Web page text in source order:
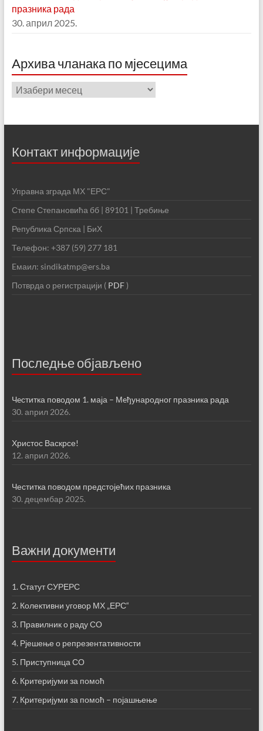
празника рада
30. април 2025.
Aрхива чланака по мјесецима
Aрхива
чланака
мјесецима
Контакт информације
Управна зграда МХ "ЕРС"
Степе Степановића бб | 89101 | Требиње
Република Српска | БиХ
Телефон: +387 (59) 277 181
Eмаил: sindikatmp@ers.ba
Потврда о регистрацији ( PDF)
Последње објављено
Чeститка поводом 1. маја – Мeђународног празника рада
30. април 2026.
Христос Васкрсе!
12. април 2026.
Честитка поводом предстојећих празника
30. децембар 2025.
Важни документи
1. Статут СУРЕРС
2. Колективни уговор МХ „ЕРС“
3. Правилник о раду СО
4. Рјешење о репрезентативности
5. Приступница СО
6. Критеријуми за помоћ
7. Критеријуми за помоћ – појашњење